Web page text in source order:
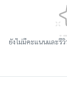
ยังไม่มีคะแนนและรี